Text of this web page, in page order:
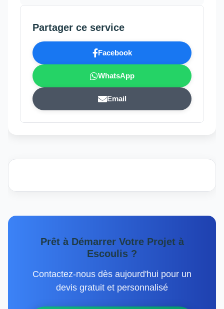
Partager ce service
Facebook
WhatsApp
Email
Prêt à Démarrer Votre Projet à
Escoulis ?
Contactez-nous dès aujourd'hui pour un
devis gratuit et personnalisé